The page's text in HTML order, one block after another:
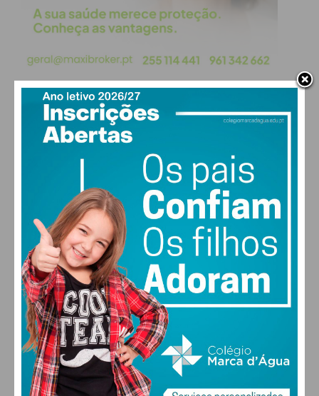
PAÇOS DE FERREIRA
°
clear sky
80% humidade
vento: 1m/s E
MAX 18 • MIN 18
30°
SEX
28
SÁB
27
DOM SEG
ALTERAR